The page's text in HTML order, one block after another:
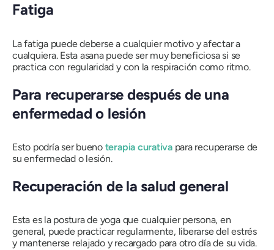
Fatiga
La fatiga puede deberse a cualquier motivo y afectar a
cualquiera. Esta asana puede ser muy beneficiosa si se
practica con regularidad y con la respiración como ritmo.
Para recuperarse después de una
enfermedad o lesión
Esto podría ser bueno terapia curativapara recuperarse de
su enfermedad o lesión.
Recuperación de la salud general
Esta es la postura de yoga que cualquier persona, en
general, puede practicar regularmente, liberarse del estrés
y mantenerse relajado y recargado para otro día de su vida.